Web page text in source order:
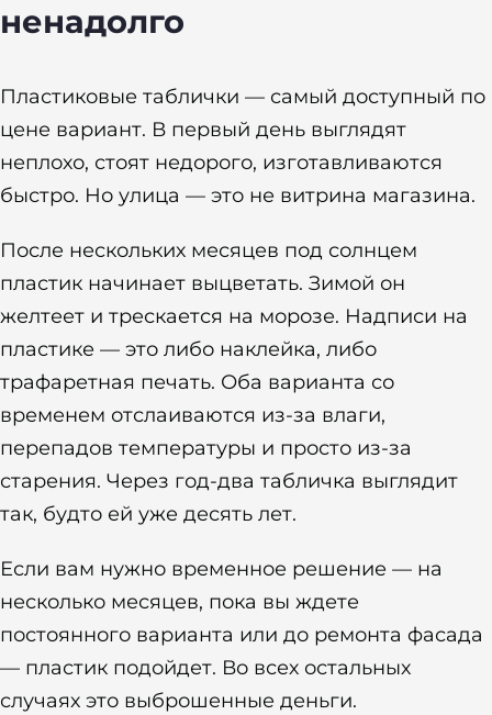
ненадолго
Пластиковые таблички — самый доступный по
цене вариант. В первый день выглядят
неплохо, стоят недорого, изготавливаются
быстро. Но улица — это не витрина магазина.
После нескольких месяцев под солнцем
пластик начинает выцветать. Зимой он
желтеет и трескается на морозе. Надписи на
пластике — это либо наклейка, либо
трафаретная печать. Оба варианта со
временем отслаиваются из-за влаги,
перепадов температуры и просто из-за
старения. Через год-два табличка выглядит
так, будто ей уже десять лет.
Если вам нужно временное решение — на
несколько месяцев, пока вы ждете
постоянного варианта или до ремонта фасада
— пластик подойдет. Во всех остальных
случаях это выброшенные деньги.